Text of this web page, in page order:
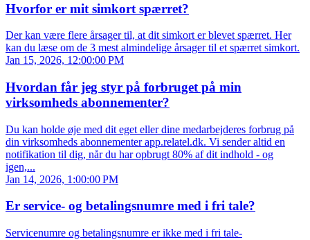
Hvorfor er mit simkort spærret?
Der kan være flere årsager til, at dit simkort er blevet spærret. Her
kan du læse om de 3 mest almindelige årsager til et spærret simkort.
Jan 15, 2026, 12:00:00 PM
Hvordan får jeg styr på forbruget på min
virksomheds abonnementer?
Du kan holde øje med dit eget eller dine medarbejderes forbrug på
din virksomheds abonnementer app.relatel.dk. Vi sender altid en
notifikation til dig, når du har opbrugt 80% af dit indhold - og
igen,...
Jan 14, 2026, 1:00:00 PM
Er service- og betalingsnumre med i fri tale?
Servicenumre og betalingsnumre er ikke med i fri tale-